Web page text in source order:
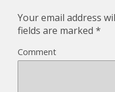
Your email address
fields are marked *
Comment